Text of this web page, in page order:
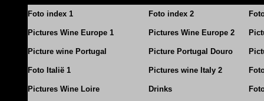
Foto index 1 Foto index 2
Pictures Wine Europe 1 Pictures Wine Europe 2
Picture wine Portugal Picture Portugal Douro
Foto Italië 1 Pictures wine Italy 2
Pictures Wine Loire Drinks